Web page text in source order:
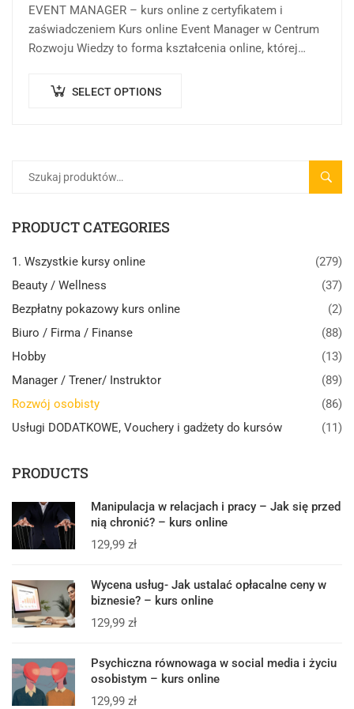
EVENT MANAGER – kurs online z certyfikatem i
zaświadczeniem Kurs online Event Manager w Centrum
Rozwoju Wiedzy to forma kształcenia online, której
oraz…
SELECT OPTIONS
PRODUCT CATEGORIES
1. Wszystkie kursy online
(279)
Beauty / Wellness
(37)
Bezpłatny pokazowy kurs online
(2)
Biuro / Firma / Finanse
(88)
Hobby
(13)
Manager / Trener/ Instruktor
(89)
Rozwój osobisty
(86)
Usługi DODATKOWE, Vouchery i gadżety do kursów
(11)
PRODUCTS
Manipulacja w relacjach i pracy – Jak się przed
nią chronić? – kurs online
129,99 zł
Wycena usług- Jak ustalać opłacalne ceny w
biznesie? – kurs online
129,99 zł
Psychiczna równowaga w social media i życiu
osobistym – kurs online
129,99 zł